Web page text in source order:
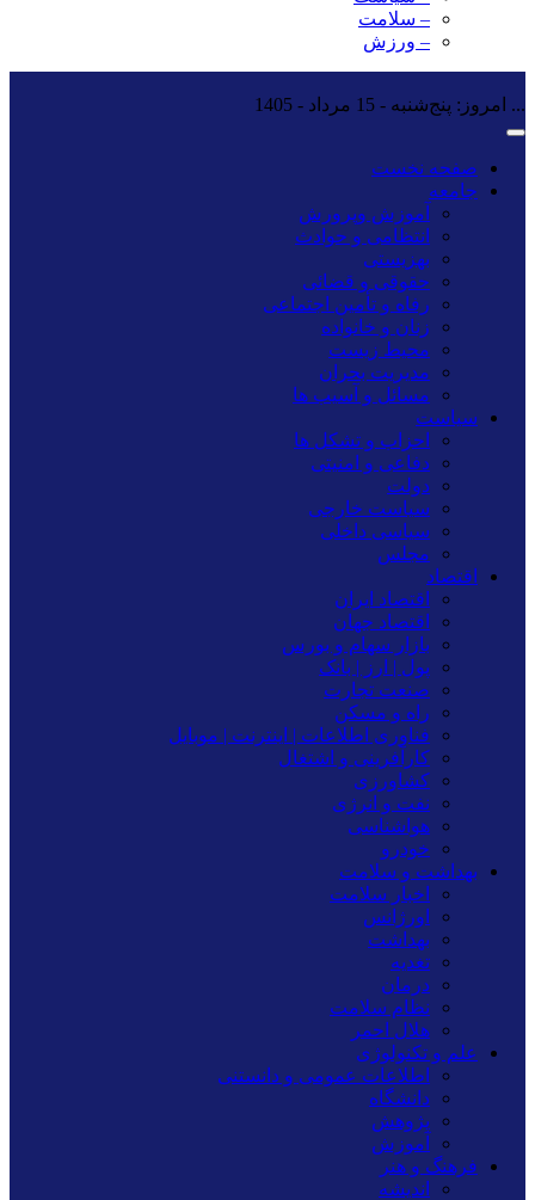
– سلامت
– ورزش
... امروز: پنج‌شنبه - 15 مرداد - 1405
صفحه نخست
جامعه
آموزش وپرورش
انتظامی و حوادث
بهزیستی
حقوقی و قضائی
رفاه و تأمین اجتماعی
زنان و خانواده
محیط زیست
مدیریت بحران
مسائل و آسیب ها
سیاست
احزاب و تشکل ها
دفاعی و امنیتی
دولت
سیاست خارجی
سیاسی داخلی
مجلس
اقتصاد
اقتصاد ایران
اقتصاد جهان
بازار سهام و بورس
پول | ارز | بانک
صنعت تجارت
راه و مسکن
فناوری اطلاعات | اینترنت | موبایل
کارآفرینی و اشتغال
کشاورزی
نفت و انرژی
هواشناسی
خودرو
بهداشت و سلامت
اخبار سلامت
اورژانس
بهداشت
تغدیه
درمان
نظام سلامت
هلال احمر
علم و تکنولوژی
اطلاعات عمومی و دانستنی
دانشگاه
پژوهش
آموزش
فرهنگ و هنر
اندیشه